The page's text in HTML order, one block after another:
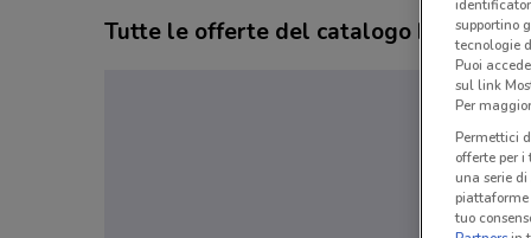
Tutte le offerte del catalogo Regina
supportino
tecnologie
Puoi
sul link
Per
Permettici
offerte per
una serie
piattaforme
tuo